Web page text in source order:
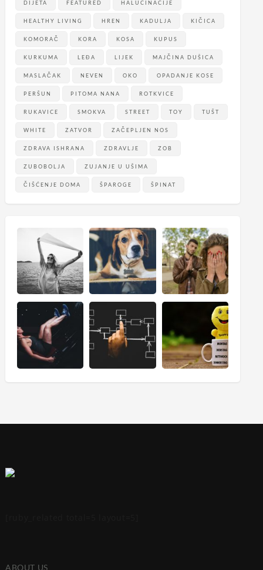
DIJETA FEATURED HALUCINACIJE
HEALTHY LIVING HREN KADULJA KIČICA
KOMORAČ KORA KOSA KUPUS
KURKUMA LEĐA LIJEK MAJČINA DUŠICA
MASLAČAK NEVEN OKO OPADANJE KOSE
PERŠUN PITOMA NANA ROTKVICE
RUKAVICE SMOKVA STREET TOY TUŠT
WHITE ZATVOR ZAČEPLJEN NOS
ZDRAVA ISHRANA ZDRAVLJE ZOB
ZUBOBOLJA ZUJANJE U UŠIMA
ČIŠĆENJE DOMA ŠPAROGE ŠPINAT
ABOUT US